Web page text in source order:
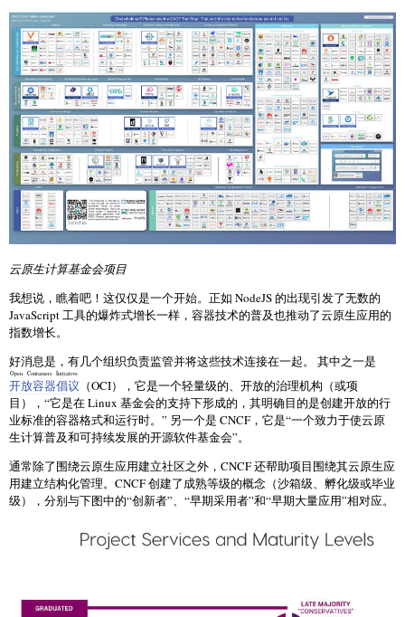
云原生计算基金会项目
我想说，瞧着吧！这仅仅是一个开始。正如 NodeJS 的出现引发了无数的
JavaScript 工具的爆炸式增长一样，容器技术的普及也推动了云原生应用的
指数增长。
好消息是，有几个组织负责监管并将这些技术连接在一起。 其中之一是
开放容器倡议
Open Containers Initiative
（OCI），它是一个轻量级的、开放的治理机构（或项
目），“它是在 Linux 基金会的支持下形成的，其明确目的是创建开放的行
业标准的容器格式和运行时。” 另一个是 CNCF，它是“一个致力于使云原
生计算普及和可持续发展的开源软件基金会”。
通常除了围绕云原生应用建立社区之外，CNCF 还帮助项目围绕其云原生应
用建立结构化管理。CNCF 创建了成熟等级的概念（沙箱级、孵化级或毕业
级），分别与下图中的“创新者”、“早期采用者”和“早期大量应用”相对应。